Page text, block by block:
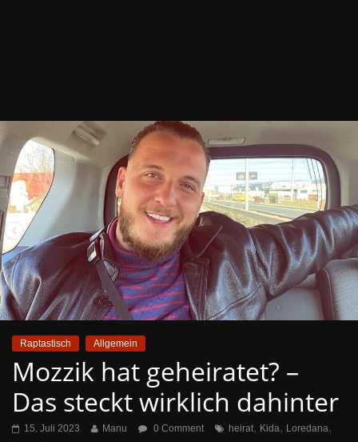
Raptastisch Allgemein
Mozzik hat geheiratet? –
Das steckt wirklich dahinter
15. Juli 2023 Manu 0 Comment heirat, Kida, Loredana,